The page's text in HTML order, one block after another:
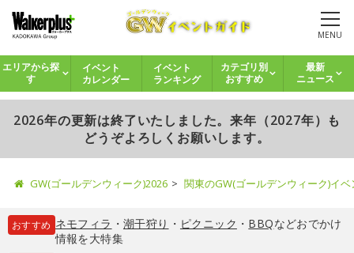
MENU
エリアから探
す
イベント
カレンダー
イベント
ランキング
カテゴリ別
おすすめ
最新
ニュース
2026年の更新は終了いたしました。来年（2027年）も
どうぞよろしくお願いします。
GW(ゴールデンウィーク)2026 関東のGW(ゴールデンウィーク)イ
おすすめ ネモフィラ ・ 潮干狩り ・ ピクニック ・ BBQなどおでかけ
情報を大特集